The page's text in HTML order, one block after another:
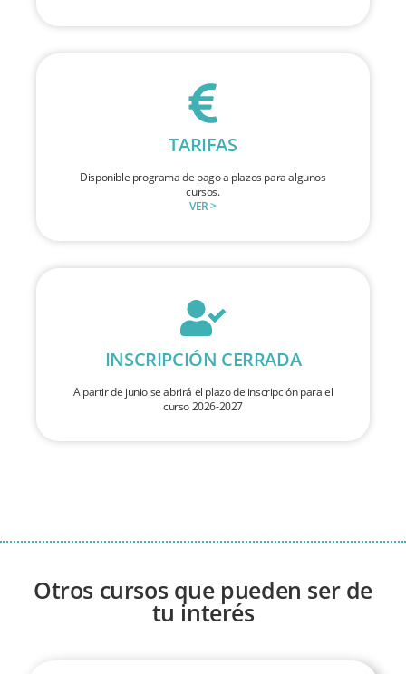
TARIFAS
Disponible programa de pago a plazos para algunos
cursos.
VER >
INSCRIPCIÓN CERRADA
A partir de junio se abrirá el plazo de inscripción para el
curso 2026-2027
Otros cursos que pueden ser de
tu interés